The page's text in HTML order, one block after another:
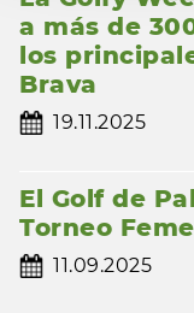
a más de
los
Brava
19.11.2025
El Golf de
Torneo
11.09.2025